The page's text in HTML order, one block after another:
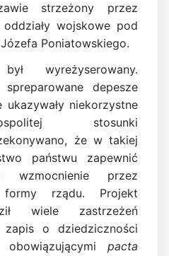
strzeżony przez
wojskowe pod
Poniatowskiego.
wyreżyserowany.
depesze
niekorzystne
stosunki
że w takiej
państwu zapewnić
przez
rządu. Projekt
wiele zastrzeżeń
zapis o dziedziczności
pacta